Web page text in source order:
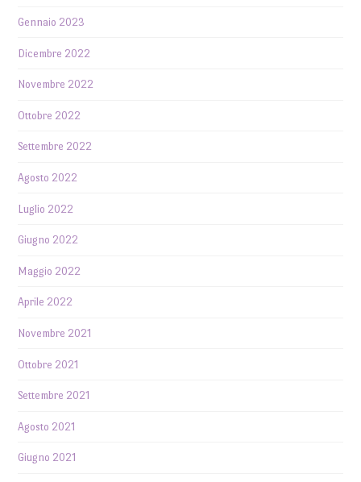
Gennaio 2023
Dicembre 2022
Novembre 2022
Ottobre 2022
Settembre 2022
Agosto 2022
Luglio 2022
Giugno 2022
Maggio 2022
Aprile 2022
Novembre 2021
Ottobre 2021
Settembre 2021
Agosto 2021
Giugno 2021